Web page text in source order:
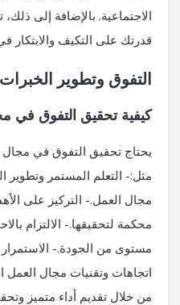
الاجتماعية. بالإضافة إلى
قدرتك على التكيف والابتكار
التفوق وتطوير الخبرات
كيفية تحقيق التفوق في
يحتاج تحقيق التفوق في مجال
مثل:- التعلم المستمر وتطوير
مجال العمل.- التركيز على
محكمة لتحقيقها.- الالتزام
مستوى من الجودة.- الاستمرار
اتجاهات وتقنيات مجال
من خلال تقديم أداء متميز